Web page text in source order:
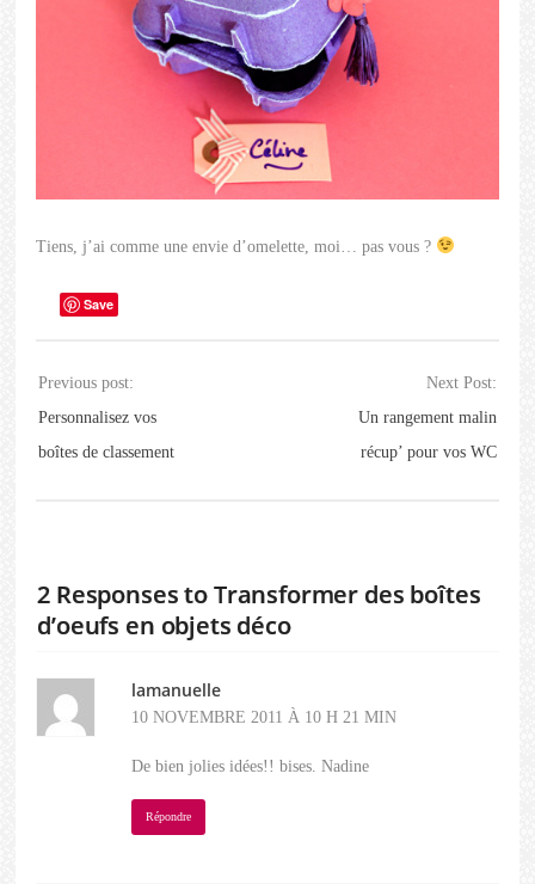
Tiens, j’ai comme une envie d’omelette, moi… pas vous ?
Save
Previous post:
Personnalisez vos
boîtes de classement
Next Post:
Un rangement malin
récup’ pour vos WC
2 Responses to Transformer des boîtes
d’oeufs en objets déco
lamanuelle
10 NOVEMBRE 2011 À 10 H 21 MIN
De bien jolies idées!! bises. Nadine
Répondre